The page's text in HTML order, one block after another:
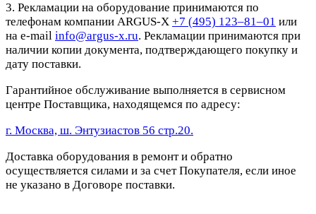
3. Рекламации на оборудование принимаются по
телефонам компании ARGUS-X +7 (495) 123–81–01 или
на e-mail info@argus-x.ru. Рекламации принимаются при
наличии копии документа, подтверждающего покупку и
дату поставки.
Гарантийное обслуживание выполняется в сервисном
центре Поставщика, находящемся по адресу:
г. Москва, ш. Энтузиастов 56 стр.20.
Доставка оборудования в ремонт и обратно
осуществляется силами и за счет Покупателя, если иное
не указано в Договоре поставки.